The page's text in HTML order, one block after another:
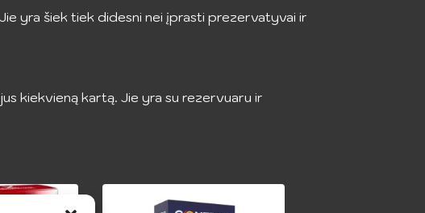
yra šiek tiek didesni nei įprasti prezervatyvai ir
kiekvieną kartą. Jie yra su rezervuaru ir